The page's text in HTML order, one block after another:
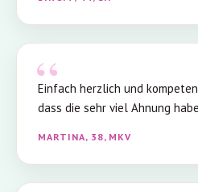
Einfach herzlich und
dass die sehr viel Ahnung
MARTINA, 38, MKV